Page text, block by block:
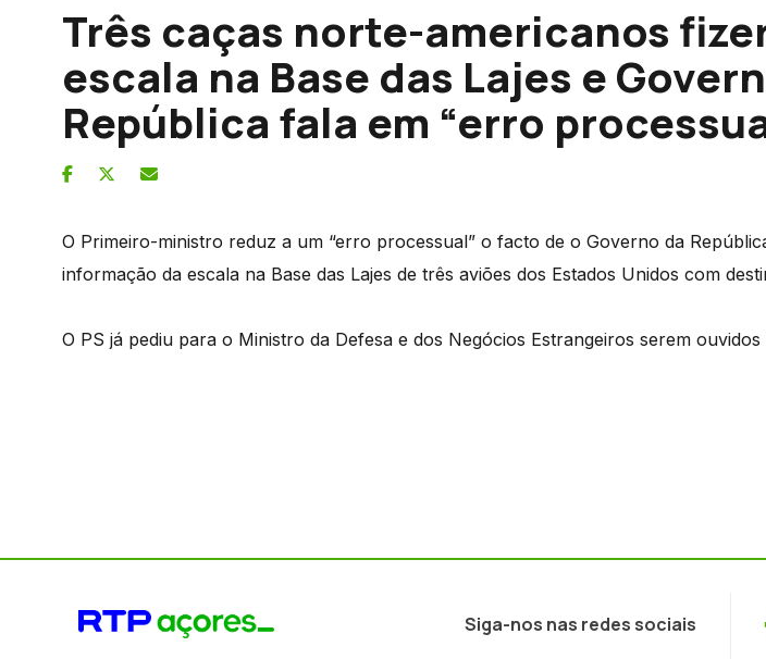
Três caças norte-americanos
escala na Base das Lajes e
República fala em “erro
O Primeiro-ministro reduz a um “erro processual” o facto de o Governo da
informação da escala na Base das Lajes de três aviões dos Estados Unidos com
O PS já pediu para o Ministro da Defesa e dos Negócios Estrangeiros serem
Siga-nos nas redes sociais